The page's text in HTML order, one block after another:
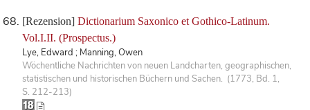
[Rezension] Dictionarium Saxonico et Gothico-Latinum.
Vol.I.II. (Prospectus.)
Lye, Edward ; Manning, Owen
Wöchentliche Nachrichten von neuen Landcharten, geographischen,
statistischen und historischen Büchern und Sachen. (1773, Bd. 1,
S. 212-213)